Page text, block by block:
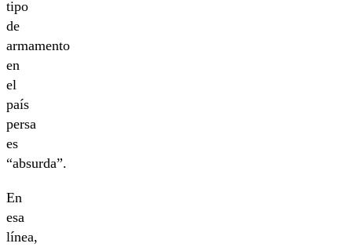
tipo
de
armamento
en
el
país
persa
es
“absurda”.
En
esa
línea,